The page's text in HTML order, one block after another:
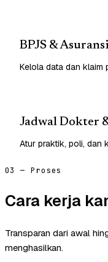
BPJS & Asuransi
Kelola data dan klaim
Jadwal Dokter
Atur praktik, poli, dan
03 — Proses
Cara kerja
Transparan dari awal
menghasilkan.